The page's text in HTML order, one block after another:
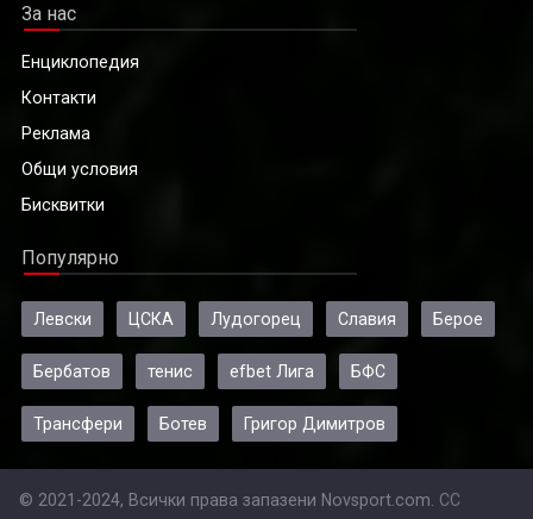
За нас
Енциклопедия
Контакти
Реклама
Общи условия
Бисквитки
Популярно
Левски ЦСКА Лудогорец Славия Берое
Бербатов тенис efbet Лига БФС
Трансфери Ботев Григор Димитров
© 2021-2024, Всички права запазени Novsport.com. CC